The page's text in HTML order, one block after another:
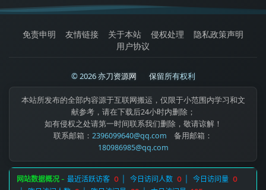
免责申明 友情链接 关于本站 侵权处理
隐私政策声明
用户协议
© 2026 亦刀资源网 保留所有权利
本站所发布的全部内容源于互联网搬运，仅限于小范围内学习和文
献参考，请在下载后24小时内删除；
如有侵权之处请第一时间联系我们删除，敬请谅解！
联系邮箱： 2396099640@qq.com 备用邮箱：
180986985@qq.com